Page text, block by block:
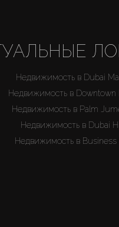
Недвижимость в Dubai
Недвижимость в Downtown
Недвижимость в Palm
Недвижимость в Dubai
Недвижимость в Business